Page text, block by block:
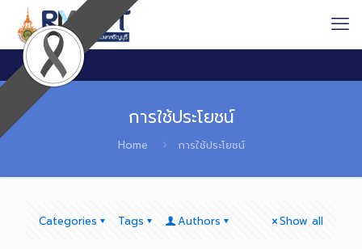
การใช้ประโยชน์
Home การใช้ประโยชน์
Categories Tags Authors Show all